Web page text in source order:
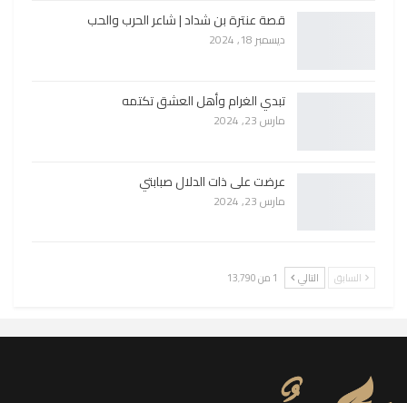
قصة عنترة بن شداد | شاعر الحرب والحب
ديسمبر 18, 2024
تبدي الغرام وأهل العشق تكتمه
مارس 23, 2024
عرضت على ذات الدلال صبابتي
مارس 23, 2024
السابق التالي 1 من 13٬790